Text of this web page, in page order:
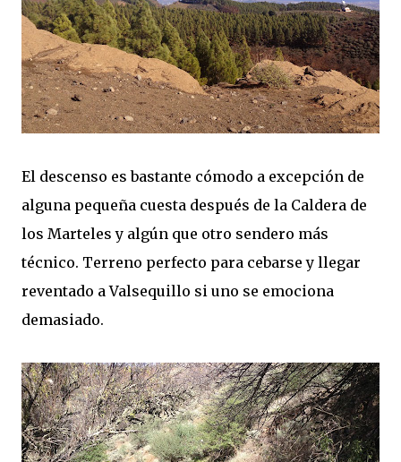
El descenso es bastante cómodo a excepción de
alguna pequeña cuesta después de la Caldera de
los Marteles y algún que otro sendero más
técnico. Terreno perfecto para cebarse y llegar
reventado a Valsequillo si uno se emociona
demasiado.